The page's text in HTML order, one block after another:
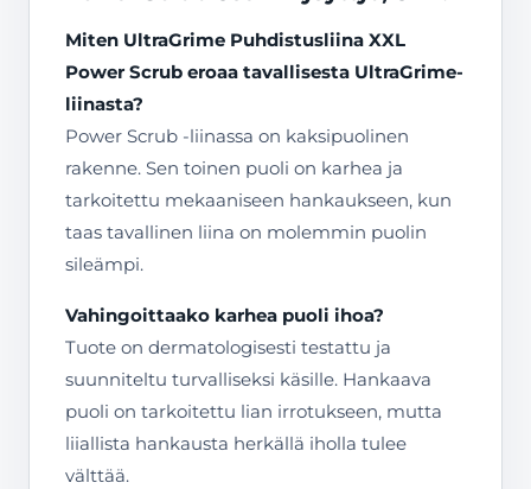
Miten UltraGrime Puhdistusliina XXL
Power Scrub eroaa tavallisesta UltraGrime-
liinasta?
Power Scrub -liinassa on kaksipuolinen
rakenne. Sen toinen puoli on karhea ja
tarkoitettu mekaaniseen hankaukseen, kun
taas tavallinen liina on molemmin puolin
sileämpi.
Vahingoittaako karhea puoli ihoa?
Tuote on dermatologisesti testattu ja
suunniteltu turvalliseksi käsille. Hankaava
puoli on tarkoitettu lian irrotukseen, mutta
liiallista hankausta herkällä iholla tulee
välttää.